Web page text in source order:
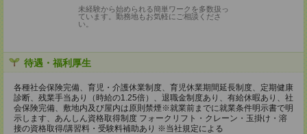
未経験から始められる簡単ワークを多数扱っ
ています。勤務地もお気軽にご相談くださ
い。
待遇・福利厚生
各種社会保険完備、育児・介護休業制度、育児休業期間延長制度、定期健康
診断、残業手当あり（時給の1.25倍）、退職金制度あり、有給休暇あり、社
会保険完備、敷地内及び屋内は原則禁煙※就業前までに就業条件明示書で明
示します、あんしん資格取得制度 フォークリフト・クレーン・玉掛け・溶
接の資格取得/講習料・受験料補助あり ※当社規定による